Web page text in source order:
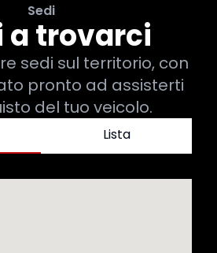
Sedi
a trovarci
sedi sul territorio, con
pronto ad assisterti
del tuo veicolo.
Lista